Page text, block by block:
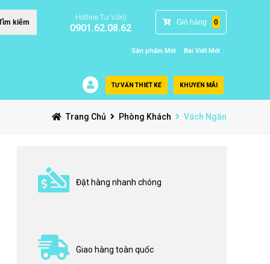
kiếm
Hotline Tư Vấn)
0901.62.08.62
Giỏ hàng 0
Sản phẩm Mới Bài Viết Mới
TƯ VẤN THIẾT KẾ KHUYẾN MÃI
Trang Chủ Phòng Khách Vách Ngăn
Đặt hàng nhanh chóng
Giao hàng toàn quốc